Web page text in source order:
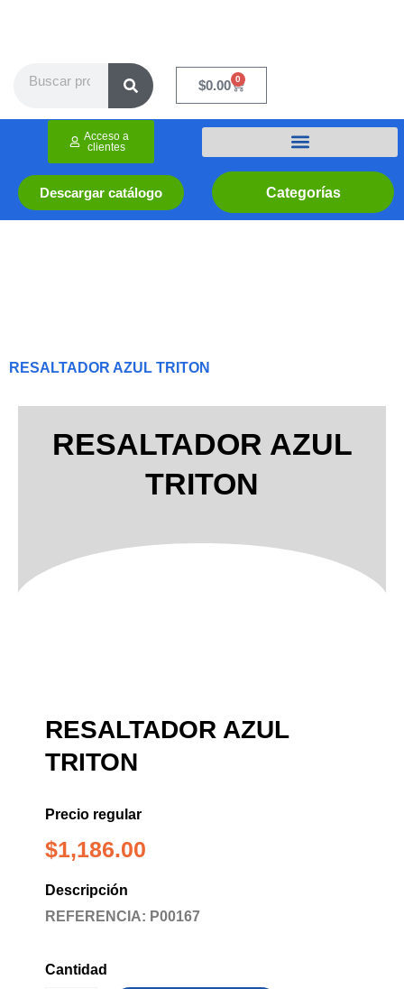
$0.00 0
Cart
Categorías
Descargar catálogo
Acceso a
clientes
RESALTADOR AZUL TRITON
RESALTADOR AZUL
TRITON
RESALTADOR AZUL
TRITON
Precio regular
$1,186.00
Descripción
REFERENCIA: P00167
Cantidad